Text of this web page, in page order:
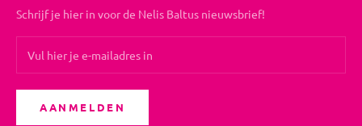
Schrijf je hier in voor de Nelis Baltus nieuwsbrief!
AANMELDEN